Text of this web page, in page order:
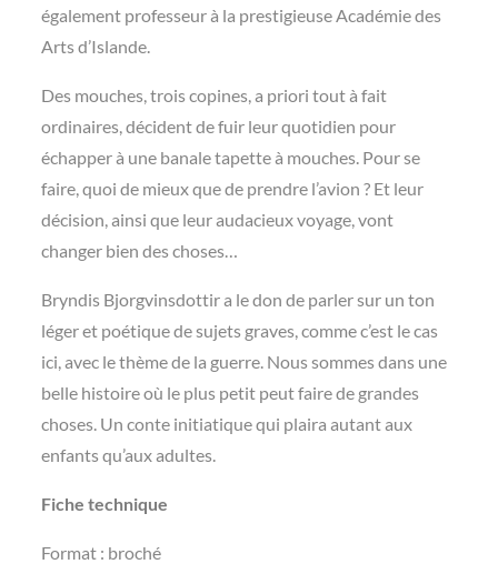
également professeur à la prestigieuse Académie des
Arts d’Islande.
Des mouches, trois copines, a priori tout à fait
ordinaires, décident de fuir leur quotidien pour
échapper à une banale tapette à mouches. Pour se
faire, quoi de mieux que de prendre l’avion ? Et leur
décision, ainsi que leur audacieux voyage, vont
changer bien des choses…
Bryndis Bjorgvinsdottir a le don de parler sur un ton
léger et poétique de sujets graves, comme c’est le cas
ici, avec le thème de la guerre. Nous sommes dans une
belle histoire où le plus petit peut faire de grandes
choses. Un conte initiatique qui plaira autant aux
enfants qu’aux adultes.
Fiche technique
Format : broché